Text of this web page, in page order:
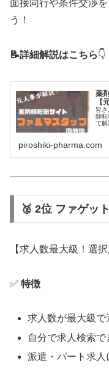
面接同行や条件交渉
う！
📝詳細解説はこちら👇
薬
【
皆
師転
て解
piroshiki-pharma.com
🥈 2位 ファゲット
【求人数最大級！選択
✅ 特徴
求人数が最大級で
自分で求人検索
派遣・パート求人